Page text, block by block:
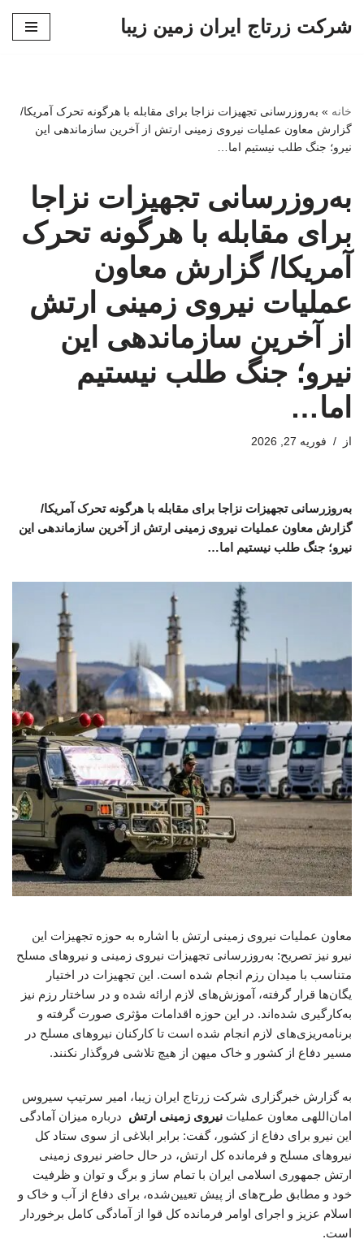
شرکت زرتاج ایران زمین زیبا
خانه » به‌روزرسانی تجهیزات نزاجا برای مقابله با هرگونه تحرک آمریکا/
گزارش معاون عملیات نیروی زمینی ارتش از آخرین سازماندهی این
نیرو؛ جنگ طلب نیستیم اما…
به‌روزرسانی تجهیزات نزاجا
برای مقابله با هرگونه تحرک
آمریکا/ گزارش معاون
عملیات نیروی زمینی ارتش
از آخرین سازماندهی این
نیرو؛ جنگ طلب نیستیم
اما…
از فوریه 27, 2026
به‌روزرسانی تجهیزات نزاجا برای مقابله با هرگونه تحرک آمریکا/
گزارش معاون عملیات نیروی زمینی ارتش از آخرین سازماندهی این
نیرو؛ جنگ طلب نیستیم اما…
معاون عملیات نیروی زمینی ارتش با اشاره به حوزه تجهیزات این
نیرو نیز تصریح: به‌روزرسانی تجهیزات نیروی زمینی و نیروهای مسلح
متناسب با میدان رزم انجام شده است. این تجهیزات در اختیار
یگان‌ها قرار گرفته، آموزش‌های لازم ارائه شده و در ساختار رزم نیز
به‌کارگیری شده‌اند. در این حوزه اقدامات مؤثری صورت گرفته و
برنامه‌ریزی‌های لازم انجام شده است تا کارکنان نیروهای مسلح در
مسیر دفاع از کشور و خاک میهن از هیچ تلاشی فروگذار نکنند.
به گزارش خبرگزاری شرکت زرتاج ایران زیبا، امیر سرتیپ سیروس
امان‌اللهی معاون عملیات نیروی زمینی ارتش درباره میزان آمادگی
این نیرو برای دفاع از کشور، گفت: برابر ابلاغی از سوی ستاد کل
نیروهای مسلح و فرمانده کل ارتش، در حال حاضر نیروی زمینی
ارتش جمهوری اسلامی ایران با تمام ساز و برگ و توان و ظرفیت
خود و مطابق طرح‌های از پیش تعیین‌شده، برای دفاع از آب و خاک و
اسلام عزیز و اجرای اوامر فرمانده کل قوا از آمادگی کامل برخوردار
است.